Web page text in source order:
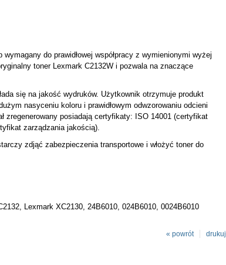
do prawidłowej współpracy z wymienionymi wyżej
toner Lexmark C2132W i pozwala na znaczące
się na jakość wydruków. Użytkownik otrzymuje produkt
nasyceniu koloru i prawidłowym odwzorowaniu odcieni
zregenerowany posiadają certyfikaty: ISO 14001 (certyfikat
zarządzania jakością).
zdjąć zabezpieczenia transportowe i włożyć toner do
Lexmark XC2130, 24B6010, 024B6010, 0024B6010
drukuj
« powrót